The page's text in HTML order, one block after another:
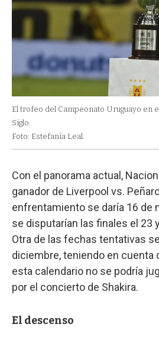
El trofeo del Campeonato Uruguayo en
Siglo.
Foto: Estefanía Leal.
Con el panorama actual,
ganador de Liverpool vs.
enfrentamiento se daría 16 de
se disputarían las finales el 23
Otra de las fechas tentativas
diciembre, teniendo en cuenta
esta calendario no se podría
por el concierto de Shakira.
El descenso